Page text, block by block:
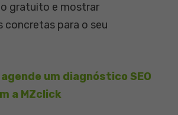
gratuito e mostrar
concretas para o seu
um diagnóstico SEO
a MZclick